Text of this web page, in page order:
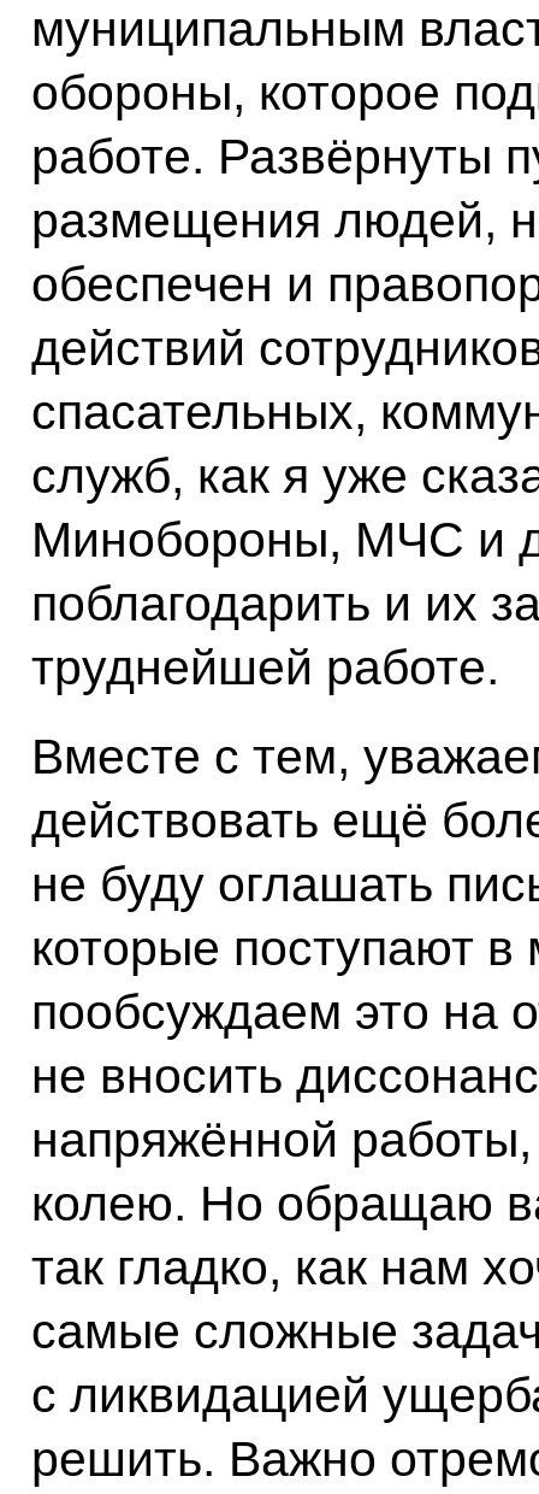
муниципальным
обороны, которое
работе. Развёрнуты
размещения людей,
обеспечен и
действий
спасательных,
служб, как я уже
Минобороны, МЧС и
поблагодарить и их
труднейшей работе.
Вместе с тем,
действовать ещё
не буду оглашать
которые поступают
пообсуждаем это на
не вносить
напряжённой
колею. Но обращаю
так гладко, как нам
самые сложные
с ликвидацией
решить. Важно